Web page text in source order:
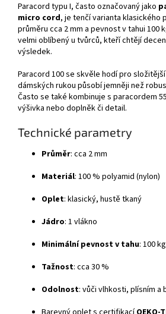
Paracord typu I, často označovaný jako
micro cord, je tenčí varianta klasického
průměru cca 2 mm a pevnost v tahui 100
velmi oblíbený u tvůrců, kteří chtějí
výsledek.
Paracord 100 se skvěle hodí pro
dámských rukou působí jemněji než
Často se také kombinuje s paracordem
výšivka nebo doplněk či detail.
Technické parametry
Průměr: cca 2 mm
Materiál: 100 % polyamid (nylon)
Oplet: klasický, hustě tkaný
Jádro: 1 vlákno
Minimální pevnost v tahu: 100 kg
Tažnost: cca 30 %
Odolnost: vůči vlhkosti, plísním a